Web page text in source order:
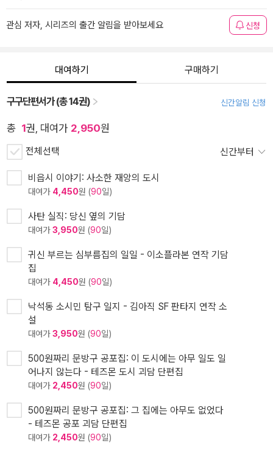
관심 저자, 시리즈의 출간 알림을 받아보세요 신청
대여하기 구매하기
구구단편서가 (총 14권) 신간알림 신청
총 1권, 대여가 2,950원
전체선택 신간부터
비읍시 이야기: 사소한 재앙의 도시
대여가 4,450원 (90일)
사탄 실직: 당신 옆의 기담
대여가3,950원 (90일)
귀신 부르는 심부름집의 일일 - 이소플라본 연작 기담
집
대여가 4,450원 (90일)
낙석동 소시민 탐구 일지 - 김아직 SF 판타지 연작 소
설
대여가3,950원 (90일)
500원짜리 문방구 공포집: 이 도시에는 아무 일도 일
어나지 않는다 - 테즈몬 도시 괴담 단편집
대여가 2,450원 (90일)
500원짜리 문방구 공포집: 그 집에는 아무도 없었다
- 테즈몬 공포 괴담 단편집
대여가 2,450원 (90일)